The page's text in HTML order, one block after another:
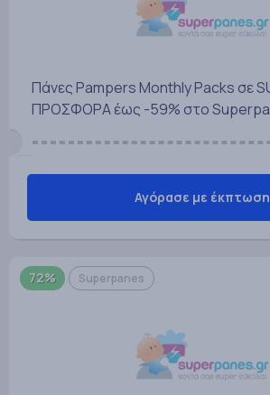
Πάνες Pampers Monthly Packs σε
ΠΡΟΣΦΟΡΑ έως -59% στο
Αγόρασε με έκπτωση
72% Superpanes